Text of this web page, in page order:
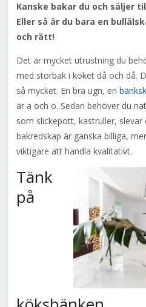
Kanske bakar du och säljer
Eller så är du bara en
och rätt!
Det är mycket utrustning du
med storbak i köket då och då.
så mycket. En bra ugn, en
är a och o. Sedan behöver du
som slickepott, kastruller,
bakredskap är ganska billiga,
viktigare att handla kvalitativt.
Tänk
på